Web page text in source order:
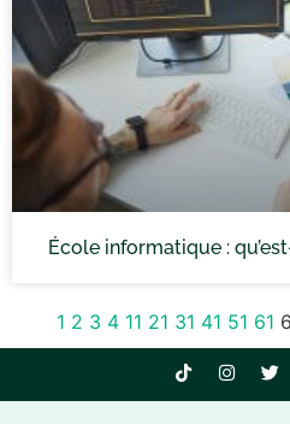
École informatique :
1 2 3 4 11 21 31 41 51 61